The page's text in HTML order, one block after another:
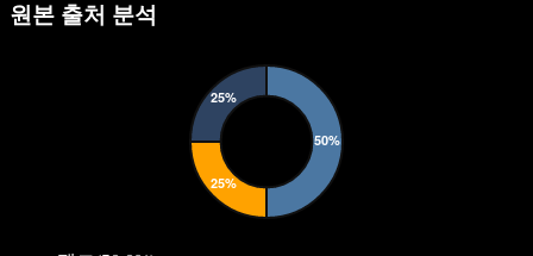
원본 출처 분석